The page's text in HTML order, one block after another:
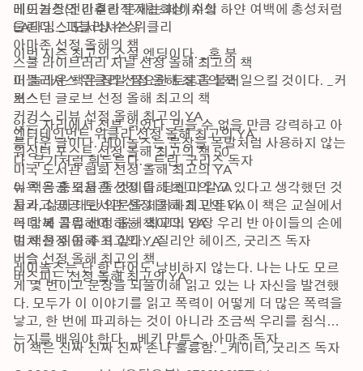
에드거상(전미추리작가협회상) 수상
LA타임스 도서상 수상
아마존 선정 올해의 책
스쿨 라이브러리 저널 선정 올해 최고의 책
퍼블리셔스 위클리 선정 올해 최고의 책
보스턴 글로브 선정 올해 최고의 책
커커스 리뷰 선정 올해 최고의 YA
엔터테인먼트 위클리 선정 올해 최고의 YA
워싱턴 포스트 선정 올해 최고의 책 50
미국 도서관 협회 선정 올해 최고의 YA
뉴욕 공공 도서관 선정 올해 최고의 YA
시카고 공공 도서관 선정 올해 최고의 YA
너디 북 클럽 선정 올해 최고의 YA
벌처 선정 올해 최고의 YA
버슬 선정 올해 최고의 책
버즈피드 선정 올해 최고의 YA
레이놀즈의 간결한 문체는 페이지의 하얀 여백에 총성처럼
울린다. _퍼블리셔스 위클리
이번 시즌 최고의 소설 엔딩이다. _혼 북
이 놀라운 책은 정말 필요한 토론을 불러일으킬 것이다. _커
커스
앉은 자리에서 전부 읽었다. 믿을 수 없을 만큼 강력하고 아
름다운 글이다. 레이놀즈는 문장을 목발처럼 사용하지 않는
다. 무기처럼 휘두른다. _트린, 굿리즈 독자
이 책은 충격을 줄 것이다. 당신이 알고 있다고 생각했던 것
들과, 삶에 대한 의문을 제기하게 만든다. 이 책은 교실에서
꼭 함께 공유해야 하는 책이다. 당장 우리 반 아이들의 손에
이 책을 쥐여 주고 싶다. _질리안 헤이즈, 굿리즈 독자
레이놀즈는 단 한 단어도 낭비하지 않는다. 나는 나도 모르
게 몇 번이고 문장을 되풀이해 읽고 있는 나 자신을 발견했
다. 모두가 이 이야기를 읽고 폭력이 어떻게 더 많은 폭력을
낳고, 한 번에 파괴하는 것이 아니라 조금씩 우리를 침식하
는지를 배워야 한다. _베키 만투스, 아마존 독자
이 책은 진짜 진짜 진짜 존나 훌륭함. _케이티, 굿리즈 독자